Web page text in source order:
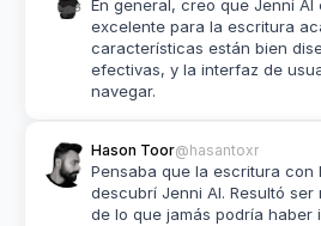
En general, creo que Jenni AI
excelente para la escritura
características están bien
efectivas, y la interfaz de
navegar.
Hason Toor@hasantoxr
Pensaba que la escritura con
descubrí Jenni AI. Resultó
de lo que jamás podría haber